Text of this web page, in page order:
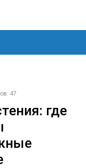
47
где